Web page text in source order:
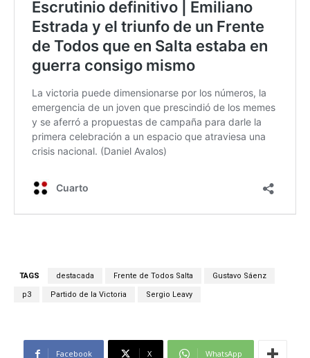
TAGS destacada Frente de Todos Salta Gustavo Sáenz
p3 Partido de la Victoria Sergio Leavy
Facebook X WhatsApp